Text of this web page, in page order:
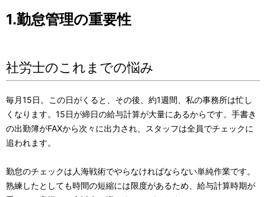
1.勤怠管理の重要性
社労士のこれまでの悩み
毎月15日。この日がくると、その後、約1週間、私の事務所は忙し
くなります。15日が締日の給与計算が大量にあるからです。手書き
の出勤簿がFAXから次々に出力され、スタッフは全員でチェックに
追われます。
勤怠のチェックは人海戦術でやらなければならない単純作業です。
熟練したとしても時間の短縮には限度があるため、給与計算時期が